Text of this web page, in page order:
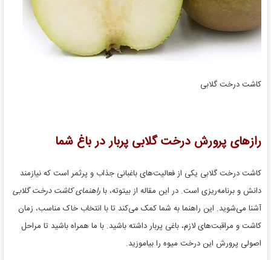
کاشت درخت گلابی
رازهای پرورش درخت گلابی پربار در باغ شما
کاشت درخت گلابی یکی از فعالیت‌های باغبانی جذاب و پرثمر است که نیازمند
دانش و برنامه‌ریزی است. در این مقاله از بیتوته، باراهنمای کاشت درخت گلابی
آشنا می‌شوید. این راهنما به شما کمک می‌کند تا با انتخاب خاک مناسب، زمان
کاشت و مراقبت‌های لازم، باغی پربار داشته باشید. با ما همراه باشید تا مراحل
اصولی پرورش این درخت میوه را بیاموزید.